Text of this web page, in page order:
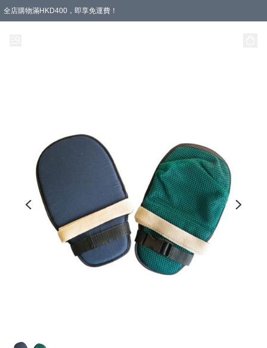
全店購物滿HKD400，即享免運費！